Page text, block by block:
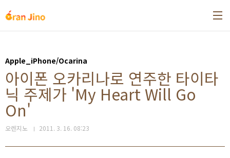
Apple_iPhone/Ocarina
아이폰 오카리나로 연주한 타이타
닉 주제가 'My Heart Will Go
On'
오렌지노 2011. 3. 16. 08:23